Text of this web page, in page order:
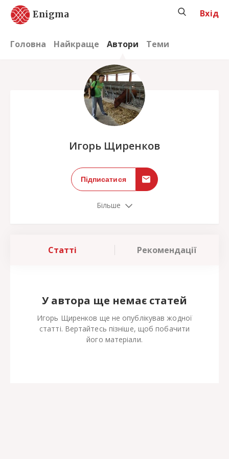
Enigma
Головна Найкраще Автори Теми
Вхід
Игорь Щиренков
Підписатися
Більше
Статті Рекомендації
У автора ще немає статей
Игорь Щиренков ще не опублікував жодної
статті. Вертайтесь пізніше, щоб побачити
його матеріали.